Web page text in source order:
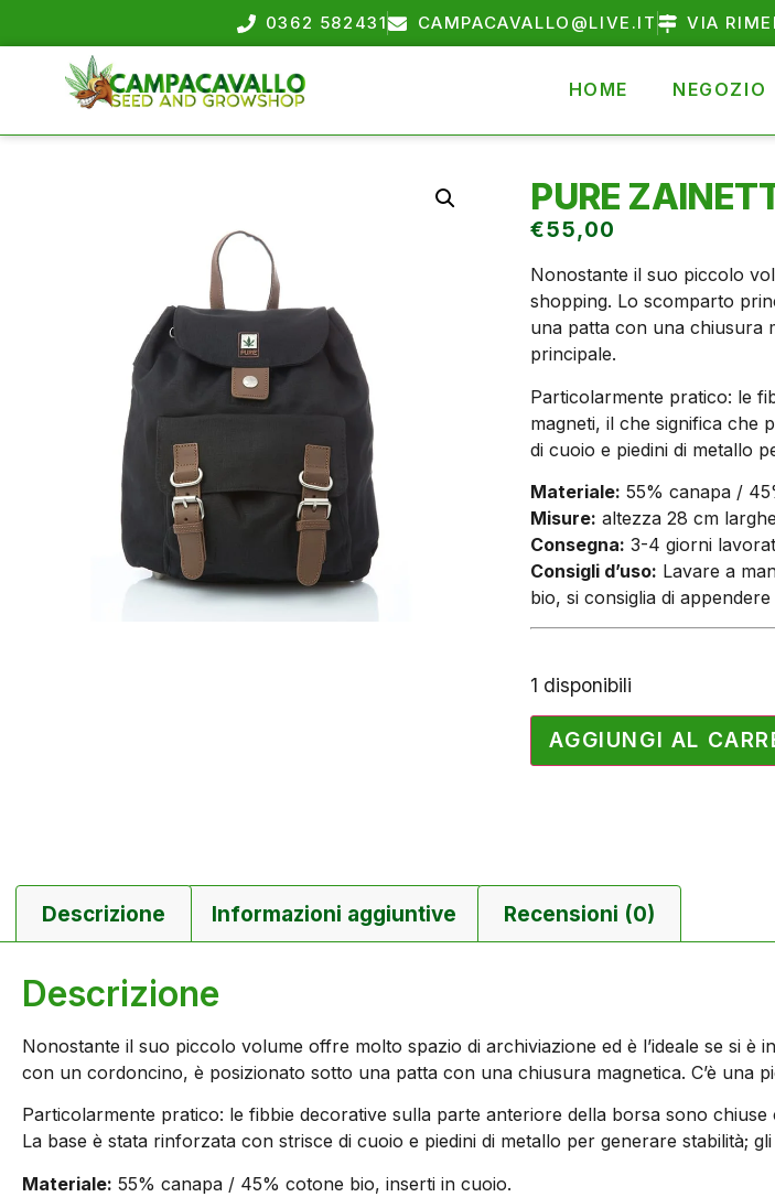
0362 582431 CAMPACAVALLO@LIVE.IT VIA
HOME NEGOZIO
PURE
€55,00
Nonostante il suo piccolo
shopping. Lo scomparto
una patta con una chiusura
principale.
Particolarmente pratico: le
magneti, il che significa che
di cuoio e piedini di metallo
Materiale: 55% canapa /
Misure: altezza 28 cm
Consegna: 3-4 giorni
Consigli d’uso: Lavare a
bio, si consiglia di
1 disponibili
AGGIUNGI AL
Descrizione Informazioni aggiuntive Recensioni (0)
Descrizione
Nonostante il suo piccolo volume offre molto spazio di archiviazione ed è l’ideale se si
con un cordoncino, è posizionato sotto una patta con una chiusura magnetica. C’è una
Particolarmente pratico: le fibbie decorative sulla parte anteriore della borsa sono
La base è stata rinforzata con strisce di cuoio e piedini di metallo per generare stabilità;
Materiale: 55% canapa / 45% cotone bio, inserti in cuoio.